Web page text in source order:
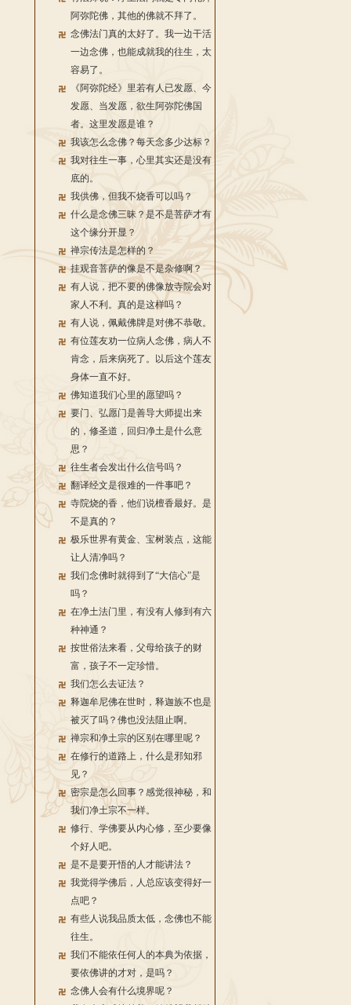
阿弥陀佛，其他的佛就不拜了。
念佛法门真的太好了。我一边干活
一边念佛，也能成就我的往生，太
容易了。
《阿弥陀经》里若有人已发愿、今
发愿、当发愿，欲生阿弥陀佛国
者。这里发愿是谁？
我该怎么念佛？每天念多少达标？
我对往生一事，心里其实还是没有
底的。
我供佛，但我不烧香可以吗？
什么是念佛三昧？是不是菩萨才有
这个缘分开显？
禅宗传法是怎样的？
挂观音菩萨的像是不是杂修啊？
有人说，把不要的佛像放寺院会对
家人不利。真的是这样吗？
有人说，佩戴佛牌是对佛不恭敬。
有位莲友劝一位病人念佛，病人不
肯念，后来病死了。以后这个莲友
身体一直不好。
佛知道我们心里的愿望吗？
要门、弘愿门是善导大师提出来
的，修圣道，回归净土是什么意
思？
往生者会发出什么信号吗？
翻译经文是很难的一件事吧？
寺院烧的香，他们说檀香最好。是
不是真的？
极乐世界有黄金、宝树装点，这能
让人清净吗？
我们念佛时就得到了“大信心”是
吗？
在净土法门里，有没有人修到有六
种神通？
按世俗法来看，父母给孩子的财
富，孩子不一定珍惜。
我们怎么去证法？
释迦牟尼佛在世时，释迦族不也是
被灭了吗？佛也没法阻止啊。
禅宗和净土宗的区别在哪里呢？
在修行的道路上，什么是邪知邪
见？
密宗是怎么回事？感觉很神秘，和
我们净土宗不一样。
修行、学佛要从内心修，至少要像
个好人吧。
是不是要开悟的人才能讲法？
我觉得学佛后，人总应该变得好一
点吧？
有些人说我品质太低，念佛也不能
往生。
我们不能依任何人的本典为依据，
要依佛讲的才对，是吗？
念佛人会有什么境界呢？